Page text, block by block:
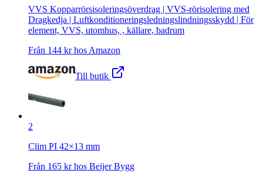
VVS Kopparrörsisoleringsöverdrag | VVS-rörisolering med
Dragkedja | Luftkonditioneringsledningslindningsskydd | För
element, VVS, utomhus, , källare, badrum
Från 144 kr hos Amazon
Till butik
2
Clim PI 42×13 mm
Från 165 kr hos Beijer Bygg